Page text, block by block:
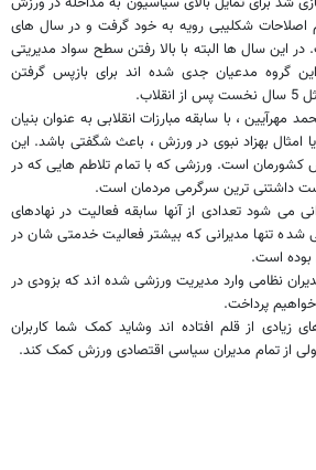
شکلیبی رویه به خود گرفت و در سال های
این سال ها البته با بالا رفتن سطح سواد مدیریتی
گروه مدعیان جدی شده اند برای بازپس گرفتن
، با سابقه مبارزات انقلابی به عنوان بنیان
امثال بهزاد نبوی در ورزش ، باعث شگفتی باشد. این
کشورمان است. ورزشی که با تمام تلاطم هایی که در
داشتنی ترین سرگرمی مردمان است.
می شود تعدادی از آنها سابقه فعالیت در نهادهای
شده تنها مدیرانی که بیشتر فعالیت خدمتی شان در
است.
، طیفی از مدیران نظامی وارد مدیریت ورزشی شده اند که بزودی در
خواهیم پرداخت.
از قلم افتاده اند وشاید کمک شما کاربران
از تمام مدیران سیاسی اقتصادی ورزش کمک کند.